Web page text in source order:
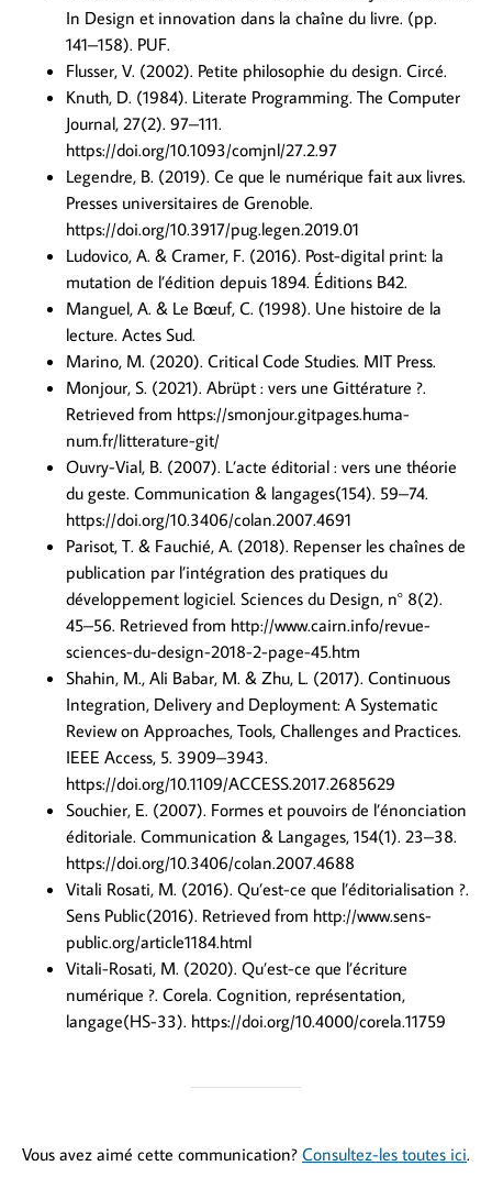
In Design et innovation dans la chaîne du livre. (pp.
141–158). PUF.
Flusser, V. (2002). Petite philosophie du design. Circé.
Knuth, D. (1984). Literate Programming. The Computer
Journal, 27(2). 97–111.
https://doi.org/10.1093/comjnl/27.2.97
Legendre, B. (2019). Ce que le numérique fait aux livres.
Presses universitaires de Grenoble.
https://doi.org/10.3917/pug.legen.2019.01
Ludovico, A. & Cramer, F. (2016). Post-digital print: la
mutation de l’édition depuis 1894. Éditions B42.
Manguel, A. & Le Bœuf, C. (1998). Une histoire de la
lecture. Actes Sud.
Marino, M. (2020). Critical Code Studies. MIT Press.
Monjour, S. (2021). Abrüpt : vers une Gittérature ?.
Retrieved from https://smonjour.gitpages.huma-
num.fr/litterature-git/
Ouvry-Vial, B. (2007). L’acte éditorial : vers une théorie
du geste. Communication & langages(154). 59–74.
https://doi.org/10.3406/colan.2007.4691
Parisot, T. & Fauchié, A. (2018). Repenser les chaînes de
publication par l’intégration des pratiques du
développement logiciel. Sciences du Design, n° 8(2).
45–56. Retrieved from http://www.cairn.info/revue-
sciences-du-design-2018-2-page-45.htm
Shahin, M., Ali Babar, M. & Zhu, L. (2017). Continuous
Integration, Delivery and Deployment: A Systematic
Review on Approaches, Tools, Challenges and Practices.
IEEE Access, 5. 3909–3943.
https://doi.org/10.1109/ACCESS.2017.2685629
Souchier, E. (2007). Formes et pouvoirs de l’énonciation
éditoriale. Communication & Langages, 154(1). 23–38.
https://doi.org/10.3406/colan.2007.4688
Vitali Rosati, M. (2016). Qu’est-ce que l’éditorialisation ?.
Sens Public(2016). Retrieved from http://www.sens-
public.org/article1184.html
Vitali-Rosati, M. (2020). Qu’est-ce que l’écriture
numérique ?. Corela. Cognition, représentation,
langage(HS-33). https://doi.org/10.4000/corela.11759
Vous avez aimé cette communication? Consultez-les toutes ici.